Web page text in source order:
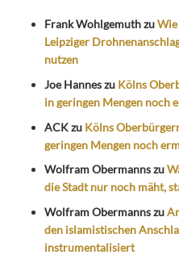
Frank WohlgemuthzuWie
Leipziger
nutzen
Joe Hanneszu Kölns
in geringen Mengen noch
ACKzu Kölns
geringen Mengen noch
Wolfram Obermannszu
die Stadt nur noch mäht,
Wolfram Obermannszu
den islamistischen
instrumentalisiert